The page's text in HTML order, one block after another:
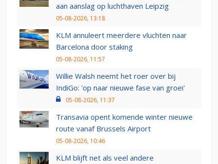
aan aanslag op luchthaven Leipzig
05-08-2026, 13:18
KLM annuleert meerdere vluchten naar
Barcelona door staking
05-08-2026, 11:57
Willie Walsh neemt het roer over bij
IndiGo: 'op naar nieuwe fase van groei'
05-08-2026, 11:37
Transavia opent komende winter nieuwe
route vanaf Brussels Airport
05-08-2026, 10:46
KLM blijft net als veel andere